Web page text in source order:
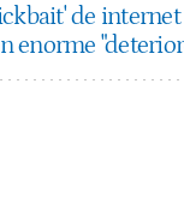
de
enorme